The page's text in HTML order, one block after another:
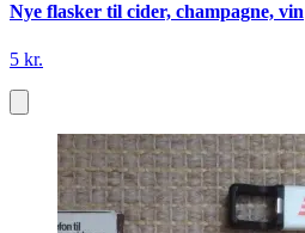
Nye flasker til cider, champagne, vin
5 kr.